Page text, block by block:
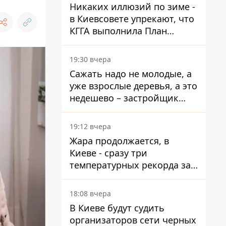
Никаких иллюзий по зиме -
в Киевсовете упрекают, что
КГГА выполнила План
устойчивости на 20%
19:30 вчера
Сажать надо не молодые, а
уже взрослые деревья, а это
недешево – застройщик
Никонов
19:12 вчера
Жара продолжается, в
Киеве - сразу три
температурных рекорда за
день
18:08 вчера
В Киеве будут судить
организаторов сети черных